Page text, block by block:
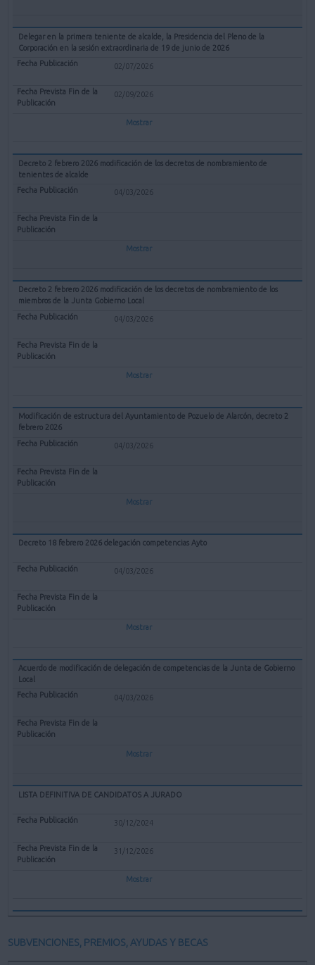
Delegar en la primera teniente de alcalde, la Presidencia del Pleno de la
Corporación en la sesión extraordinaria de 19 de junio de 2026
02/07/2026
02/09/2026
Mostrar
Decreto 2 febrero 2026 modificación de los decretos de nombramiento de
tenientes de alcalde
04/03/2026
Mostrar
Decreto 2 febrero 2026 modificación de los decretos de nombramiento de los
miembros de la Junta Gobierno Local
04/03/2026
Mostrar
Modificación de estructura del Ayuntamiento de Pozuelo de Alarcón, decreto 2
febrero 2026
04/03/2026
Mostrar
Decreto 18 febrero 2026 delegación competencias Ayto
04/03/2026
Mostrar
Acuerdo de modificación de delegación de competencias de la Junta de Gobierno
Local
04/03/2026
Mostrar
LISTA DEFINITIVA DE CANDIDATOS A JURADO
30/12/2024
31/12/2026
Mostrar
SUBVENCIONES, PREMIOS, AYUDAS Y BECAS